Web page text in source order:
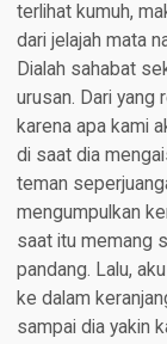
terlihat kumuh,
dari jelajah mata
Dialah sahabat
urusan. Dari yang
karena apa kami
di saat dia
teman
mengumpulkan
saat itu memang
pandang. Lalu,
ke dalam
sampai dia yakin